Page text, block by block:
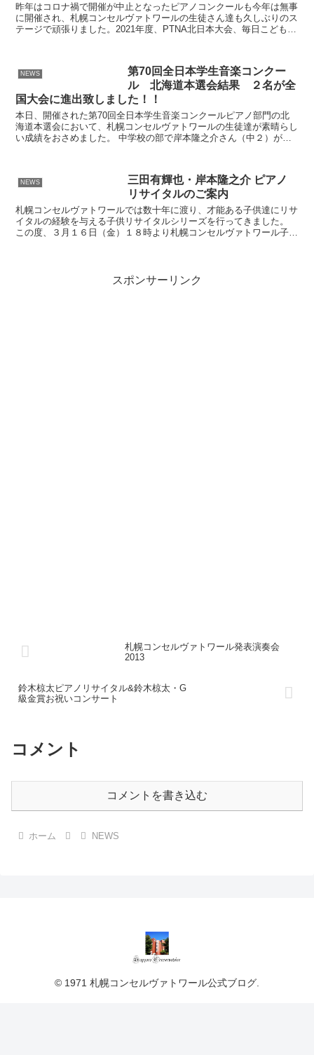
昨年はコロナ禍で開催が中止となったピアノコンクールも今年は無事
に開催され、札幌コンセルヴァトワールの生徒さん達も久しぶりのス
テージで頑張りました。2021年度、PTNA北日本大会、毎日こどもピ
NEWS
第70回全日本学生音楽コンクー
ル 北海道本選会結果 ２名が全
国大会に進出致しました！！
本日、開催された第70回全日本学生音楽コンクールピアノ部門の北
海道本選会において、札幌コンセルヴァトワールの生徒達が素晴らし
い成績をおさめました。 中学校の部で岸本隆之介さん（中２）が第1
NEWS
三田有輝也・岸本隆之介 ピアノ
リサイタルのご案内
札幌コンセルヴァトワールでは数十年に渡り、才能ある子供達にリサ
イタルの経験を与える子供リサイタルシリーズを行ってきました。
この度、３月１６日（金）１８時より札幌コンセルヴァトワール子供
スポンサーリンク
札幌コンセルヴァトワール発表演奏会
2013
鈴木椋太ピアノリサイタル&鈴木椋太・G
級金賞お祝いコンサート
コメント
コメントを書き込む
ホーム NEWS
© 1971 札幌コンセルヴァトワール公式ブログ.